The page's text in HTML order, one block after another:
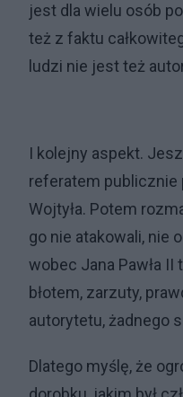
jest dla wielu osób
też z faktu
ludzi nie jest też
I kolejny aspekt.
referatem publicznie
Wojtyła. Potem
go nie atakowali, nie
wobec Jana Pawła
błotem, zarzuty,
autorytetu, żadnego
Dlatego myślę, że